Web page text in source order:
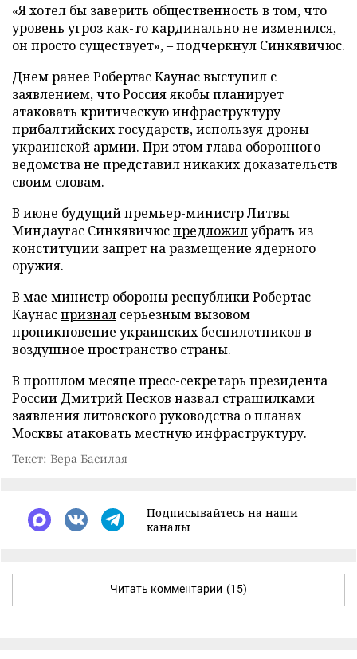
«Я хотел бы заверить общественность в том, что
уровень угроз как-то кардинально не изменился,
он просто существует», – подчеркнул Синкявичюс.
Днем ранее Робертас Каунас выступил с
заявлением, что Россия якобы планирует
атаковать критическую инфраструктуру
прибалтийских государств, используя дроны
украинской армии. При этом глава оборонного
ведомства не представил никаких доказательств
своим словам.
В июне будущий премьер-министр Литвы
Миндаугас Синкявичюспредложилубрать из
конституции запрет на размещение ядерного
оружия.
В мае министр обороны республики Робертас
Каунаспризнал серьезным вызовом
проникновение украинских беспилотников в
воздушное пространство страны.
В прошлом месяце пресс-секретарь президента
России Дмитрий Песков назвал страшилками
заявления литовского руководства о планах
Москвы атаковать местную инфраструктуру.
Текст: Вера Басилая
Подписывайтесь на наши
каналы
Читать комментарии (15)